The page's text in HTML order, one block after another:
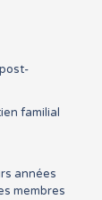
familial
années
membres